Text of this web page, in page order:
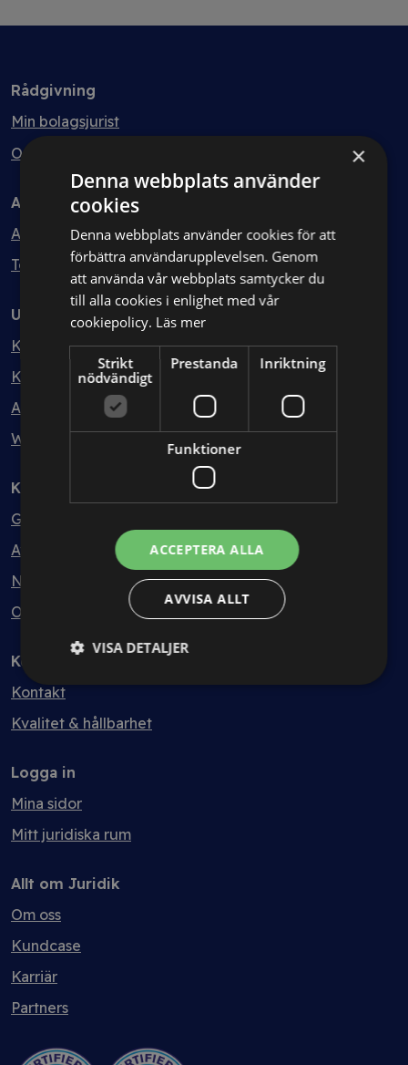
Rådgivning
Min bolagsjurist
Ombud
Avtal
Avtalshantering
Testa kostnadsfritt
Utbildning
Kurser
Kurspaket
Abonnemang
Webbinarium
Kunskapsbank
Guider
Avtalsmallar
Nyheter
Ordlista
Kontakt
Kontakt
Kvalitet & hållbarhet
Logga in
Mina sidor
Mitt juridiska rum
Allt om Juridik
Om oss
Kundcase
Karriär
Partners
×
Denna webbplats använder
cookies
Denna webbplats använder cookies för att
förbättra användarupplevelsen. Genom
att använda vår webbplats samtycker du
till alla cookies i enlighet med vår
cookiepolicy. Läs mer
Strikt
nödvändigt
Prestanda Inriktning
Funktioner
ACCEPTERA ALLA
AVVISA ALLT
VISA DETALJER